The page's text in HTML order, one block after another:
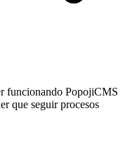
funcionando PopojiCMS
que seguir procesos